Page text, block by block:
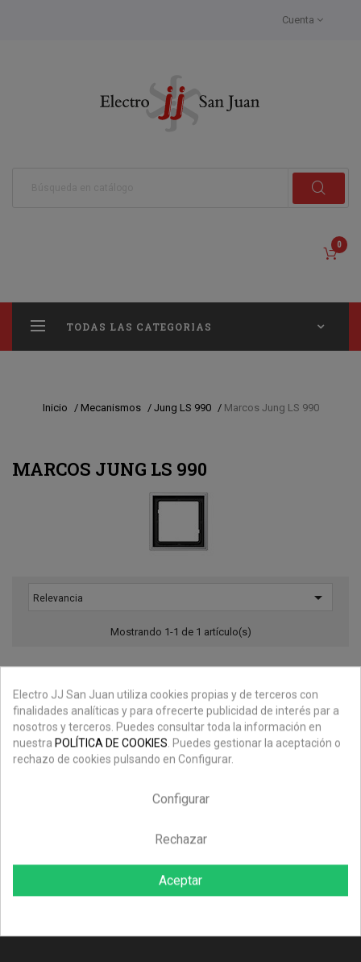
Cuenta
0
TODAS LAS CATEGORIAS
Inicio / Mecanismos / Jung LS 990 / Marcos Jung LS 990
MARCOS JUNG LS 990
Relevancia 
Mostrando 1-1 de 1 artículo(s)
-45%
Electro JJ San Juan utiliza cookies propias y de terceros con
finalidades analíticas y para ofrecerte publicidad de interés par a
nosotros y terceros. Puedes consultar toda la información en
nuestra POLÍTICA DE COOKIES . Puedes gestionar la aceptación o
rechazo de cookies pulsando en Configurar.
Configurar
Rechazar
Aceptar